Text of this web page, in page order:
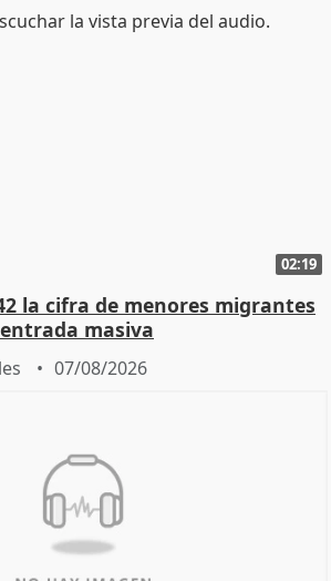
02:19
la cifra de menores migrantes
masiva
07/08/2026